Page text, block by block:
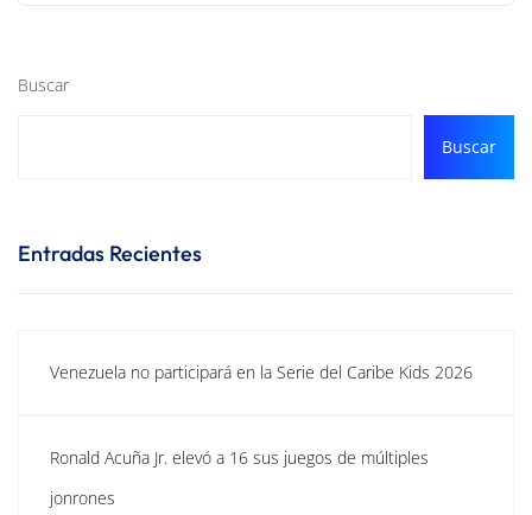
Buscar
Buscar
Entradas Recientes
Venezuela no participará en la Serie del Caribe Kids 2026
Ronald Acuña Jr. elevó a 16 sus juegos de múltiples
jonrones